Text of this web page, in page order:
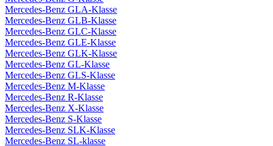
Mercedes-Benz GLA-Klasse
Mercedes-Benz GLB-Klasse
Mercedes-Benz GLC-Klasse
Mercedes-Benz GLE-Klasse
Mercedes-Benz GLK-Klasse
Mercedes-Benz GL-Klasse
Mercedes-Benz GLS-Klasse
Mercedes-Benz M-Klasse
Mercedes-Benz R-Klasse
Mercedes-Benz X-Klasse
Mercedes-Benz S-Klasse
Mercedes-Benz SLK-Klasse
Mercedes-Benz SL-klasse